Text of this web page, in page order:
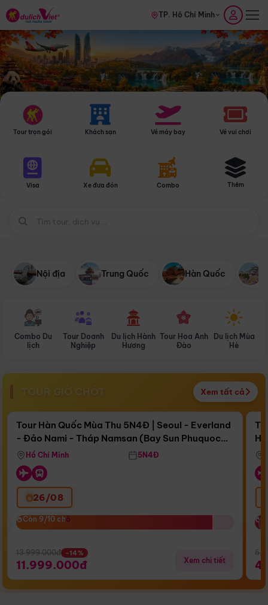
TP. Hồ Chí Minh
Tour trọn gói Khách sạn Vé máy bay Vé vui chơi
Visa Xe đưa đón Combo Thêm
Nội địa Trung Quốc Hàn Quốc
Combo Du
lịch
Tour Doanh
Nghiệp
Du lịch Hành
Hương
Tour Hoa Anh
Đào
Du lịch Mùa
Hè
TOUR GIỜ CHÓT Xem tất cả
Còn17 ngày 06:09:44
Bay Sun Phuquoc Airways
Điểm nổi bật
Tour Hàn Quốc Mùa Thu 5N4Đ | Seoul - Everland
- Đảo Nami - Tháp Namsan (Bay Sun Phuquoc
Airways)
Hồ Chí Minh 5N4Đ
26/08
Còn 9/10 chỗ
Còn 9/10 chỗ
13.999.000đ -14%
11.999.000đ Xem chi tiết